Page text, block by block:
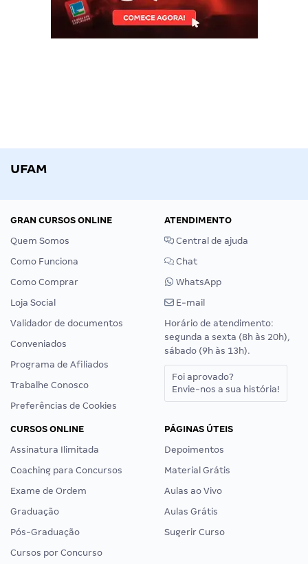
UFAM
GRAN CURSOS ONLINE
Quem Somos
Como Funciona
Como Comprar
Loja Social
Validador de documentos
Conveniados
Programa de Afiliados
Trabalhe Conosco
Preferências de Cookies
ATENDIMENTO
Central de ajuda
Chat
WhatsApp
E-mail
Horário de atendimento:
segunda a sexta (8h às 20h),
sábado (9h às 13h).
Foi aprovado?
Envie-nos a sua história!
CURSOS ONLINE
Assinatura Ilimitada
Coaching para Concursos
Exame de Ordem
Graduação
Pós-Graduação
Cursos por Concurso
PÁGINAS ÚTEIS
Depoimentos
Material Grátis
Aulas ao Vivo
Aulas Grátis
Sugerir Curso